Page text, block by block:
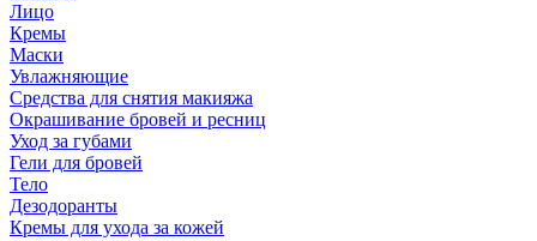
Лицо
Кремы
Маски
Увлажняющие
Средства для снятия макияжа
Окрашивание бровей и ресниц
Уход за губами
Гели для бровей
Тело
Дезодоранты
Кремы для ухода за кожей